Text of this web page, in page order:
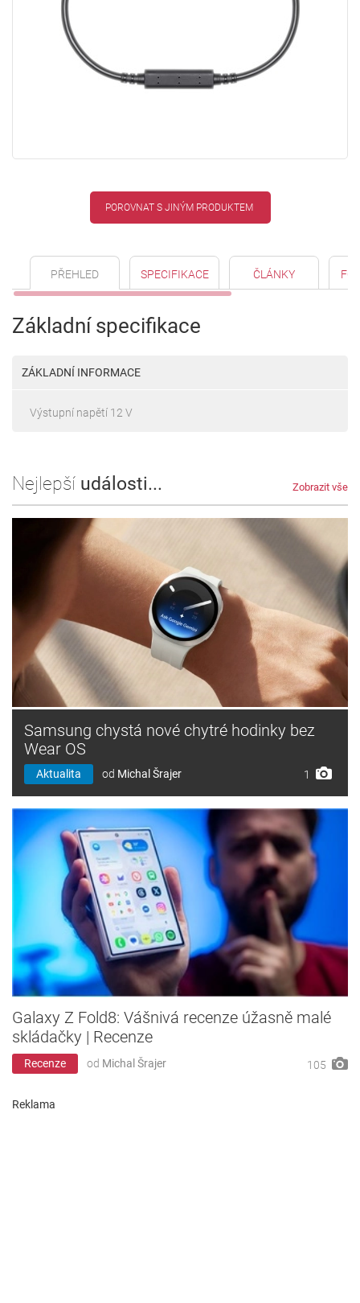
POROVNAT S JINÝM PRODUKTEM
PŘEHLED SPECIFIKACE ČLÁNKY
Základní specifikace
ZÁKLADNÍ INFORMACE
Výstupní napětí 12 V
Nejlepší události... Zobrazit vše
Samsung chystá nové chytré hodinky bez
Wear OS
Aktualita od Michal Šrajer 1
Galaxy Z Fold8: Vášnivá recenze úžasně malé
skládačky | Recenze
Recenze od Michal Šrajer 105
Reklama